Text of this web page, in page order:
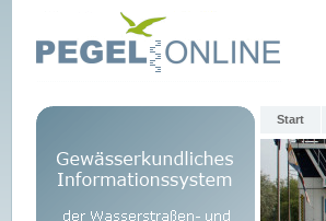
Start